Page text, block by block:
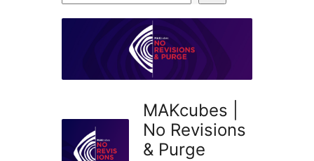
MAKcubes |
No Revisions
& Purge